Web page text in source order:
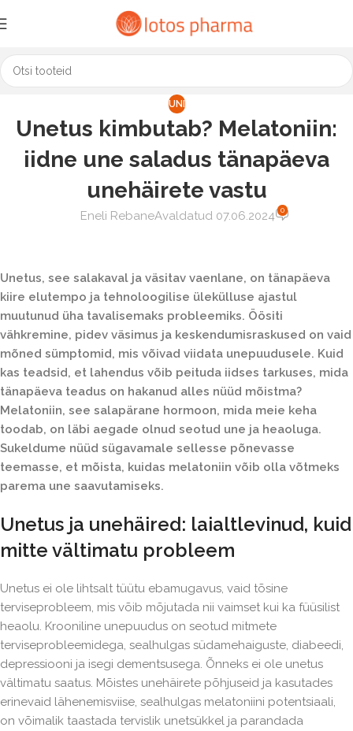
UNI
Unetus kimbutab? Melatoniin:
iidne une saladus tänapäeva
unehäirete vastu
Eneli RebaneAvaldatud 07.06.2024 0
Unetus, see salakaval ja väsitav vaenlane, on tänapäeva
kiire elutempo ja tehnoloogilise ülekülluse ajastul
muutunud üha tavalisemaks probleemiks. Öösiti
vähkremine, pidev väsimus ja keskendumisraskused on vaid
mõned sümptomid, mis võivad viidata unepuudusele. Kuid
kas teadsid, et lahendus võib peituda iidses tarkuses, mida
tänapäeva teadus on hakanud alles nüüd mõistma?
Melatoniin, see salapärane hormoon, mida meie keha
toodab, on läbi aegade olnud seotud une ja heaoluga.
Sukeldume nüüd sügavamale sellesse põnevasse
teemasse, et mõista, kuidas melatoniin võib olla võtmeks
parema une saavutamiseks.
Unetus ja unehäired: laialtlevinud, kuid
mitte vältimatu probleem
Unetus ei ole lihtsalt tüütu ebamugavus, vaid tõsine
terviseprobleem, mis võib mõjutada nii vaimset kui ka füüsilist
heaolu. Krooniline unepuudus on seotud mitmete
terviseprobleemidega, sealhulgas südamehaiguste, diabeedi,
depressiooni ja isegi dementsusega. Õnneks ei ole unetus
vältimatu saatus. Mõistes unehäirete põhjuseid ja kasutades
erinevaid lähenemisviise, sealhulgas melatoniini potentsiaali,
on võimalik taastada tervislik unetsükkel ja parandada